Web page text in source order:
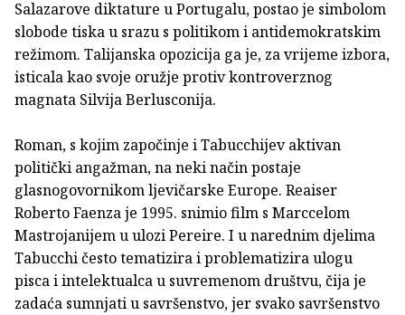
Salazarove diktature u Portugalu, postao je simbolom
slobode tiska u srazu s politikom i antidemokratskim
režimom. Talijanska opozicija ga je, za vrijeme izbora,
isticala kao svoje oružje protiv kontroverznog
magnata Silvija Berlusconija.
Roman, s kojim započinje i Tabucchijev aktivan
politički angažman, na neki način postaje
glasnogovornikom ljevičarske Europe. Reaiser
Roberto Faenza je 1995. snimio film s Marccelom
Mastrojanijem u ulozi Pereire. I u narednim djelima
Tabucchi često tematizira i problematizira ulogu
pisca i intelektualca u suvremenom društvu, čija je
zadaća sumnjati u savršenstvo, jer svako savršenstvo